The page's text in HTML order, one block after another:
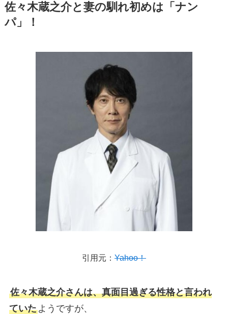
佐々木蔵之介と妻の馴れ初めは「ナン
パ」！
引用元： Yahoo！
佐々木蔵之介さんは、真面目過ぎる性格と言われ
ていたようですが、